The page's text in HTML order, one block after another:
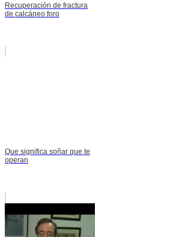
Recuperación de fractura
de calcáneo foro
Que significa soñar que te
operan